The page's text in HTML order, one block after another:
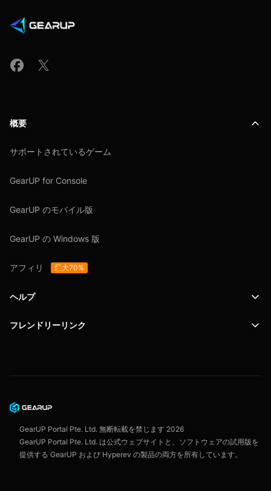
概要
サポートされているゲーム
GearUP for Console
GearUP のモバイル版
GearUP の Windows 版
アフィリ 最大70%
ヘルプ
サポート
ユーザー契約
フレンドリーリンク
GearUP Portal Pte. Ltd. 無断転載を禁じます 2026
GearUP Portal Pte. Ltd. は公式ウェブサイトと、ソフトウェアの試用版を
提供する GearUP および Hyperev の製品の両方を所有しています。